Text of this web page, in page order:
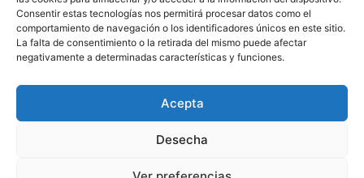
Consentir estas tecnologías nos permitirá procesar datos como el
comportamiento de navegación o los identificadores únicos en este sitio.
La falta de consentimiento o la retirada del mismo puede afectar
negativamente a determinadas características y funciones.
Acepta
Desecha
sitio web es proporcionar información a los viajeros a
Estados Unidos. No ofrecemos ningún servicio de pago
y no recopilamos datos personales de los visitantes del
Nuestro sitio contiene enlaces de hipertexto salientes a
sitios. No somos responsables de sus políticas de